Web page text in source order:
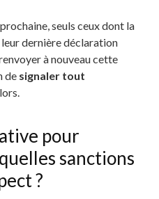
seuls ceux dont la
dernière déclaration
à nouveau cette
de signaler tout
pour
sanctions
?